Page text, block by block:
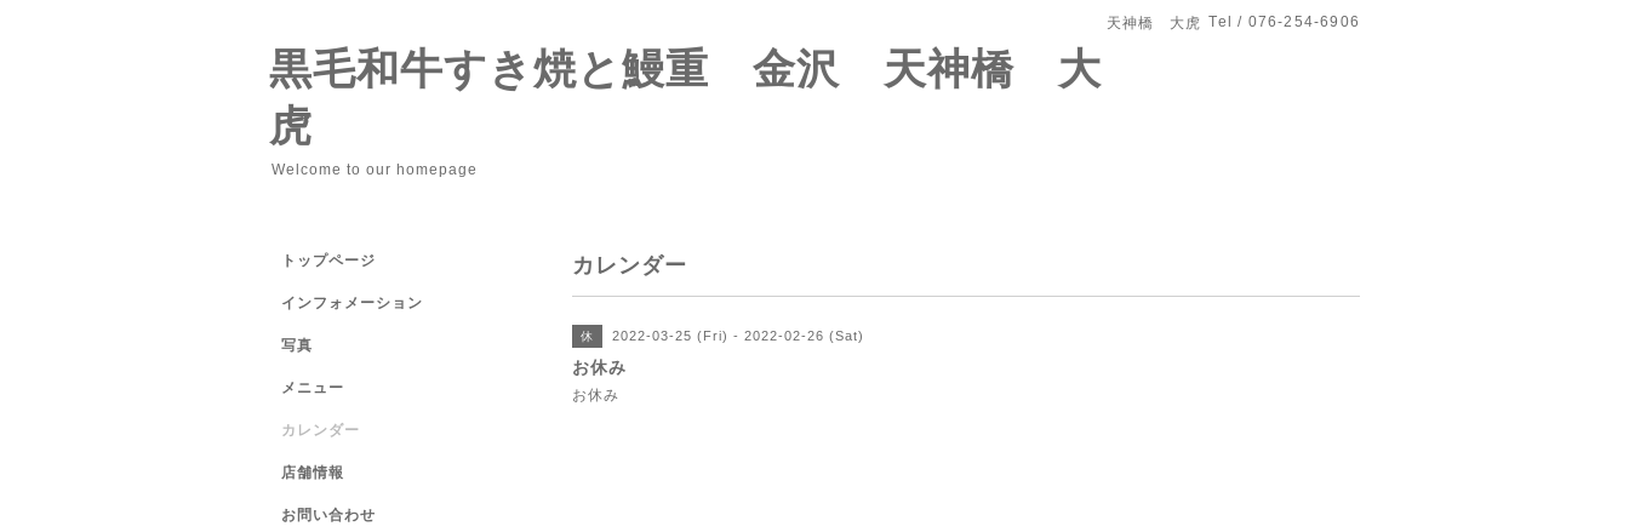
天神橋 大虎 Tel / 076-254-6906
黒毛和牛すき焼と鰻重 金沢 天神橋 大
虎
Welcome to our homepage
カレンダー
休 2022-03-25 (Fri) - 2022-02-26 (Sat)
お休み
お休み
トップページ
インフォメーション
写真
メニュー
カレンダー
店舗情報
お問い合わせ